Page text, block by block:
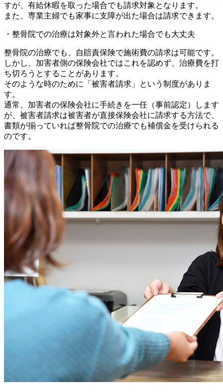
すが、有給休暇を取った場合でも請求対象となります。
また、専業主婦でも家事に支障が出た場合は請求できます。
・整骨院での治療は対象外と言われた場合でも大丈夫
整骨院の治療でも、自賠責保険で施術費の請求は可能です。
しかし、加害者側の保険会社ではこれを認めず、治療費を打
ち切ろうとすることがあります。
そのような時のために「被害者請求」という制度がありま
す。
通常、加害者の保険会社に手続きを一任（事前認定）します
が、被害者請求は被害者が直接保険会社に請求する方法で、
書類が揃っていれば整骨院での治療でも補償金を受けられる
のです。